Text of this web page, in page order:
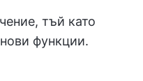
тъй като
функции.